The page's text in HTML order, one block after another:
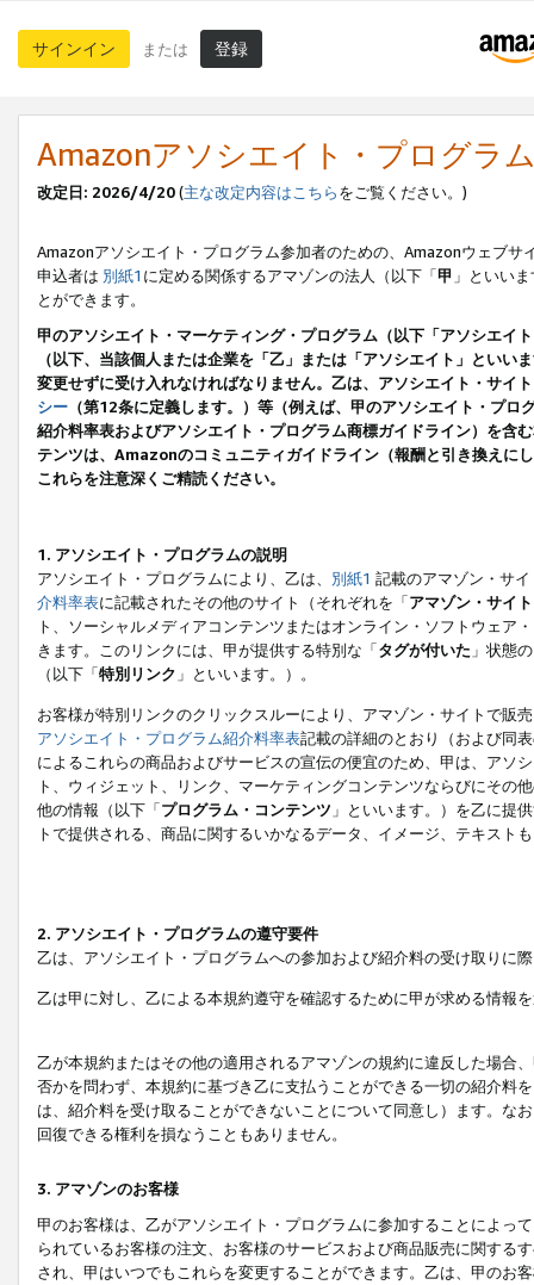
サインイン または 登録
Amazonアソシエイト・プログラ
改定日: 2026/4/20(主な改定内容はこちらをご覧ください。)
Amazonアソシエイト・プログラム参加者のための、Amazonウェブサ
申込者は 別紙1 に定める関係するアマゾンの法人（以下「甲 」といい
とができます。
甲のアソシエイト・マーケティング・プログラム（以下「アソシエイ
（以下、当該個人または企業を「乙」または「アソシエイト」とい
変更せずに受け入れなければなりません。乙は、アソシエイト・サイ
シー （第12条に定義します。）等（例えば、甲のアソシエイト・プ
紹介料率表およびアソシエイト・プログラム商標ガイドライン）を
テンツは、Amazonのコミュニティガイドライン（報酬と引き換えに
これらを注意深くご精読ください。
1. アソシエイト・プログラムの説明
アソシエイト・プログラムにより、乙は、 別紙1 記載のアマゾン・サ
介料率表に記載されたその他のサイト（それぞれを「アマゾン・サイト
ト、ソーシャルメディアコンテンツまたはオンライン・ソフトウェア
きます。このリンクには、甲が提供する特別な「タグが付いた 」状態
（以下「特別リンク 」といいます。）。
お客様が特別リンクのクリックスルーにより、アマゾン・サイトで販
アソシエイト・プログラム紹介料率表記載の詳細のとおり（および同
によるこれらの商品およびサービスの宣伝の便宜のため、甲は、アソ
ト、ウィジェット、リンク、マーケティングコンテンツならびにその
他の情報（以下「プログラム・コンテンツ 」といいます。）を乙に提
トで提供される、商品に関するいかなるデータ、イメージ、テキス
2. アソシエイト・プログラムの遵守要件
乙は、アソシエイト・プログラムへの参加および紹介料の受け取りに
乙は甲に対し、乙による本規約遵守を確認するために甲が求める情報
乙が本規約またはその他の適用されるアマゾンの規約に違反した場合
否かを問わず、本規約に基づき乙に支払うことができる一切の紹介料
は、紹介料を受け取ることができないことについて同意し）ます。な
回復できる権利を損なうこともありません。
3. アマゾンのお客様
甲のお客様は、乙がアソシエイト・プログラムに参加することによっ
られているお客様の注文、お客様のサービスおよび商品販売に関する
され、甲はいつでもこれらを変更することができます。乙は、甲のお